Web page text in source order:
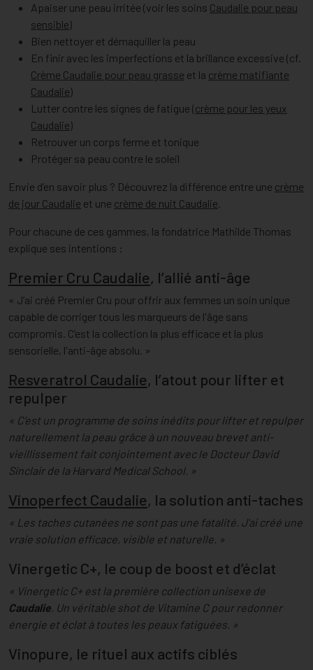
Apaiser une peau irritée (voir les soins Caudalie pour peau
sensible)
Bien nettoyer et démaquiller la peau
En finir avec les imperfections et la brillance excessive (cf.
Crème Caudalie pour peau grasse et la crème matifiante
Caudalie)
Lutter contre les signes de fatigue (crème pour les yeux
Caudalie)
Retrouver un corps ferme et tonique
Protéger sa peau contre le soleil
Envie d’en savoir plus ? Découvrez la différence entre une crème
de jour Caudalie et une crème de nuit Caudalie.
Pour chacune de ces gammes, la fondatrice Mathilde Thomas
explique ses intentions :
Premier Cru Caudalie, l’allié anti-âge
« J’ai créé Premier Cru pour offrir aux femmes un soin unique
capable de corriger tous les marqueurs de l'âge sans
compromis. C’est la collection la plus efficace et la plus
sensorielle, l'anti-âge absolu. »
Resveratrol Caudalie, l’atout pour lifter et
repulper
« C’est un programme de soins inédits pour lifter et repulper
naturellement la peau grâce à un nouveau brevet anti-
vieillissement fait conjointement avec le Docteur David
Sinclair de la Harvard Medical School. »
Vinoperfect Caudalie, la solution anti-taches
« Les taches cutanées ne sont pas une fatalité. J'ai créé une
vraie solution efficace, visible et naturelle. »
Vinergetic C+, le coup de boost et d’éclat
« Vinergetic C+ est la première collection unisexe de
Caudalie. Un véritable shot de Vitamine C pour redonner
énergie et éclat à toutes les peaux fatiguées. »
Vinopure, le rituel aux actifs ciblés